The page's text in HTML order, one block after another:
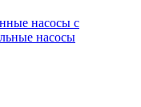
насосы с
насосы